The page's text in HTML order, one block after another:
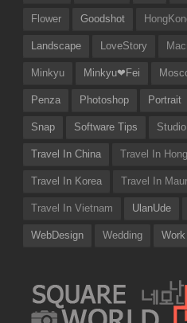
Flower Goodshot
Landscape LoveStory
Minkyu Minkyu❤Fei
Penza Photoshop Portrait
Snap Software Tips Studio
Travel In China Travel In
Travel In Korea Travel In
Travel In Vietnam UlanUde
WebDesign Wedding Work